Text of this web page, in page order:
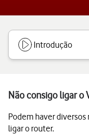
Introdução
Não consigo ligar o
Podem haver
ligar o router.